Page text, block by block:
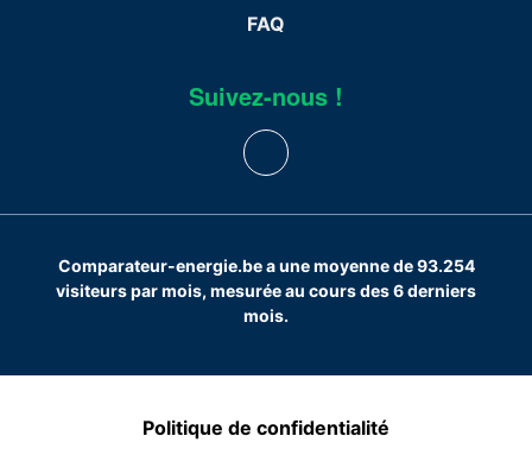
FAQ
Suivez-nous !
Comparateur-energie.be a une moyenne de 93.254
visiteurs par mois, mesurée au cours des 6 derniers
mois.
Politique de confidentialité